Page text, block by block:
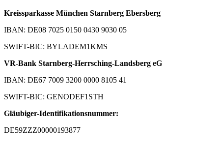
Kreissparkasse München Starnberg Ebersberg
IBAN: DE08 7025 0150 0430 9030 05
SWIFT-BIC: BYLADEM1KMS
VR-Bank Starnberg-Herrsching-Landsberg eG
IBAN: DE67 7009 3200 0000 8105 41
SWIFT-BIC: GENODEF1STH
Gläubiger-Identifikationsnummer:
DE59ZZZ00000193877